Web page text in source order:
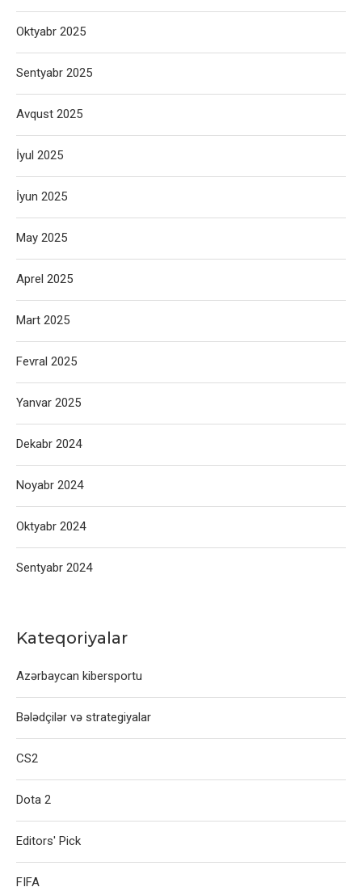
Oktyabr 2025
Sentyabr 2025
Avqust 2025
İyul 2025
İyun 2025
May 2025
Aprel 2025
Mart 2025
Fevral 2025
Yanvar 2025
Dekabr 2024
Noyabr 2024
Oktyabr 2024
Sentyabr 2024
Kateqoriyalar
Azərbaycan kibersportu
Bələdçilər və strategiyalar
CS2
Dota 2
Editors' Pick
FIFA